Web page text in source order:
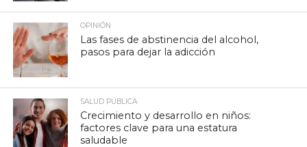
OPINIÓN
Las fases de abstinencia del alcohol,
pasos para dejar la adicción
SALUD PÚBLICA
Crecimiento y desarrollo en niños:
factores clave para una estatura
saludable